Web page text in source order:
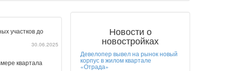
участков до
30.06.2025
квартала
Новости о
новостройках
Девелопер вывел на рынок новый
корпус в жилом квартале
«Отрада»